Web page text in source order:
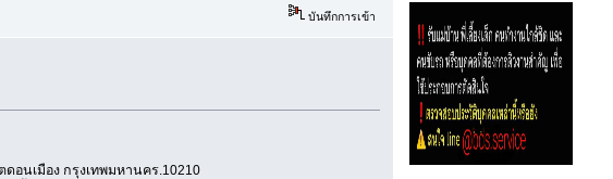
บันทึกการเข้า
อนเมือง กรุงเทพมหานคร.10210